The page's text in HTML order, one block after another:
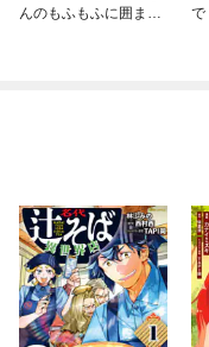
んのもふもふに囲まれ
で